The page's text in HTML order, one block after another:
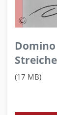
(17 MB)